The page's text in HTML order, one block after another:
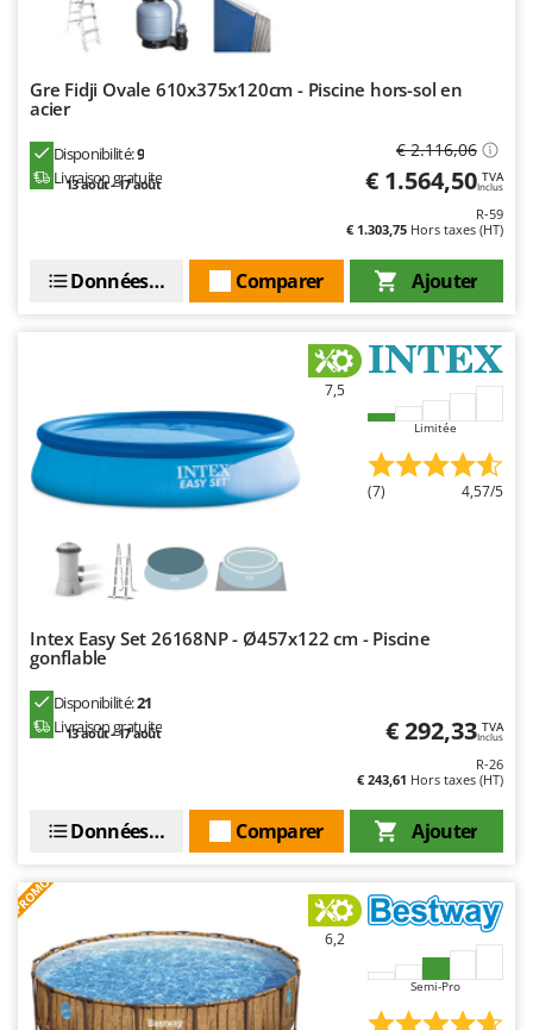
Gre Fidji Ovale 610x375x120cm - Piscine hors-sol en
acier
Disponibilité:9
Livraison gratuite
13 août - 17 août
€ 2.116,06
€ 1.564,50 TVA
Inclus
R-59
€ 1.303,75 Hors taxes (HT)
Ajouter
Comparer
Données techniques
7,5
Limitée
(7) 4,57/5
Intex Easy Set 26168NP - Ø457x122 cm - Piscine
gonflable
Disponibilité:21
Livraison gratuite
13 août - 17 août € 292,33 TVA
Inclus
R-26
€ 243,61 Hors taxes (HT)
Ajouter
Comparer
Données techniques
PROMO
6,2
Semi-Pro